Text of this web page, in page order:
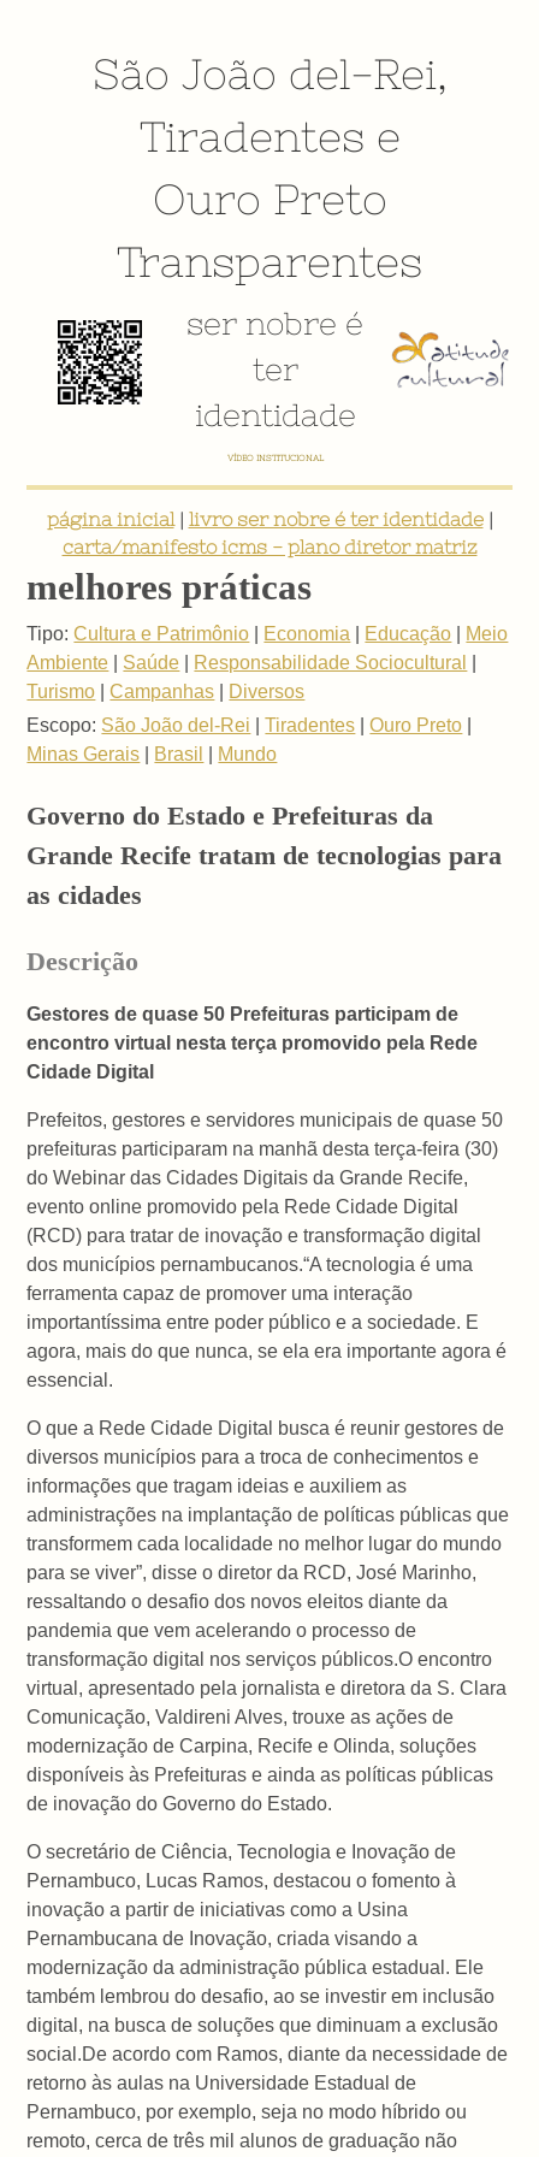
São João del-Rei,
Tiradentes e
Ouro Preto
Transparentes
ser nobre é
ter
identidade
VÍDEO INSTITUCIONAL
página inicial| livro ser nobre é ter identidade|
carta/manifesto icms - plano diretor matriz
melhores práticas
Tipo: Cultura e Patrimônio Economia Educação
Meio
Ambiente
Saúde Responsabilidade Sociocultural
Turismo |Campanhas
Diversos
Escopo: São João del-Rei |Tiradentes |Ouro Preto
Minas Gerais
Brasil Mundo
Governo do Estado e Prefeituras da
Grande Recife tratam de tecnologias para
as cidades
Descrição
Gestores de quase 50 Prefeituras participam de
encontro virtual nesta terça promovido pela Rede
Cidade Digital
Prefeitos, gestores e servidores municipais de quase 50
prefeituras participaram na manhã desta terça-feira (30)
do Webinar das Cidades Digitais da Grande Recife,
evento online promovido pela Rede Cidade Digital
(RCD) para tratar de inovação e transformação digital
dos municípios pernambucanos.“A tecnologia é uma
ferramenta capaz de promover uma interação
importantíssima entre poder público e a sociedade. E
agora, mais do que nunca, se ela era importante agora é
essencial.
O que a Rede Cidade Digital busca é reunir gestores de
diversos municípios para a troca de conhecimentos e
informações que tragam ideias e auxiliem as
administrações na implantação de políticas públicas que
transformem cada localidade no melhor lugar do mundo
para se viver”, disse o diretor da RCD, José Marinho,
ressaltando o desafio dos novos eleitos diante da
pandemia que vem acelerando o processo de
transformação digital nos serviços públicos.O encontro
virtual, apresentado pela jornalista e diretora da S. Clara
Comunicação, Valdireni Alves, trouxe as ações de
modernização de Carpina, Recife e Olinda, soluções
disponíveis às Prefeituras e ainda as políticas públicas
de inovação do Governo do Estado.
O secretário de Ciência, Tecnologia e Inovação de
Pernambuco, Lucas Ramos, destacou o fomento à
inovação a partir de iniciativas como a Usina
Pernambucana de Inovação, criada visando a
modernização da administração pública estadual. Ele
também lembrou do desafio, ao se investir em inclusão
digital, na busca de soluções que diminuam a exclusão
social.De acordo com Ramos, diante da necessidade de
retorno às aulas na Universidade Estadual de
Pernambuco, por exemplo, seja no modo híbrido ou
remoto, cerca de três mil alunos de graduação não